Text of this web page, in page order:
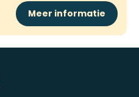
Meer informatie